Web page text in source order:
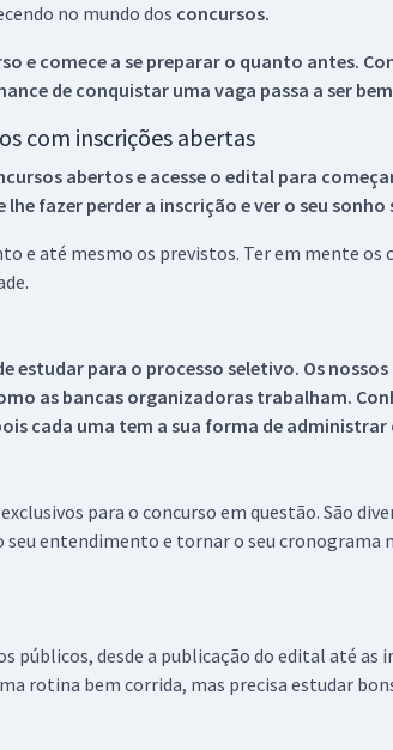
no mundo dos concursos.
e comece a se preparar o quanto antes.
de conquistar uma vaga passa a ser
com inscrições abertas
abertos e acesse o edital para
fazer perder a inscrição e ver o seu
e até mesmo os previstos. Ter em mente os
estudar para o processo seletivo. Os
as bancas organizadoras trabalham.
cada uma tem a sua forma de administrar
para o concurso em questão. São
entendimento e tornar o seu cronograma
públicos, desde a publicação do edital até
rotina bem corrida, mas precisa estudar